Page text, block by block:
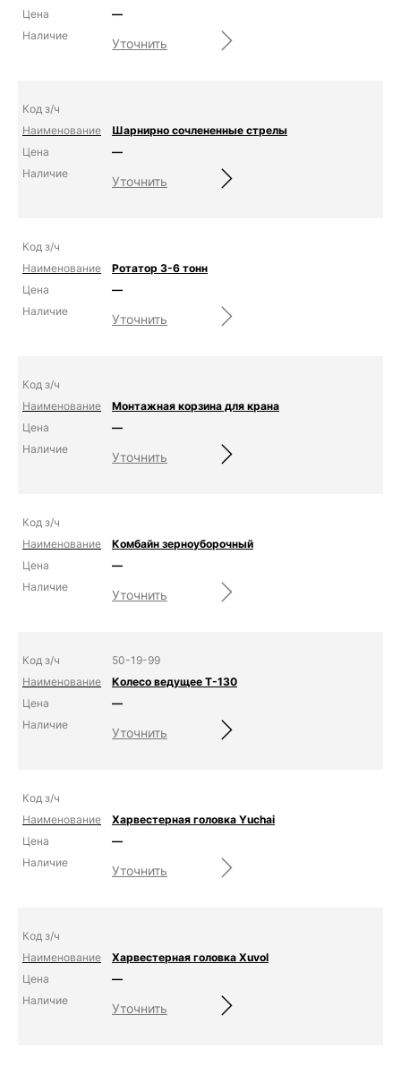
—
Уточнить
Шарнирно сочлененные стрелы
—
Уточнить
Ротатор 3-6 тонн
—
Уточнить
Монтажная корзина для крана
—
Уточнить
Комбайн зерноуборочный
—
Уточнить
50-19-99
Колесо ведущее Т-130
—
Уточнить
Харвестерная головка Yuchai
—
Уточнить
Харвестерная головка Xuvol
—
Уточнить